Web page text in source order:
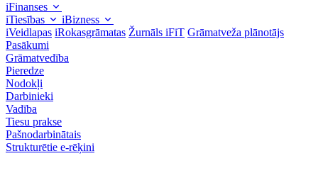
iFinanses
iTiesības
iBizness
iVeidlapas iRokasgrāmatas Žurnāls iFiT Grāmatveža plānotājs
Pasākumi
Grāmatvedība
Pieredze
Nodokļi
Darbinieki
Vadība
Tiesu prakse
Pašnodarbinātais
Strukturētie e-rēķini